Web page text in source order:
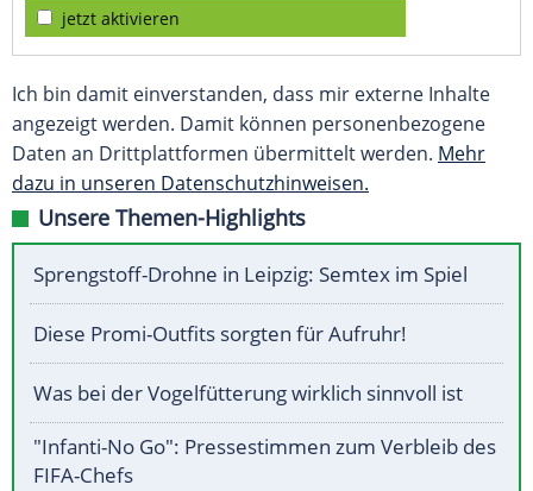
jetzt aktivieren
Ich bin damit einverstanden, dass mir externe Inhalte
angezeigt werden. Damit können personenbezogene
Daten an Drittplattformen übermittelt werden. Mehr
dazu in unseren Datenschutzhinweisen.
Unsere Themen-Highlights
Sprengstoff-Drohne in Leipzig: Semtex im Spiel
Diese Promi-Outfits sorgten für Aufruhr!
Was bei der Vogelfütterung wirklich sinnvoll ist
"Infanti-No Go": Pressestimmen zum Verbleib des
FIFA-Chefs